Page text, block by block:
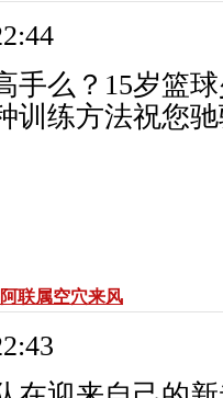
手么？15岁篮
训练方法祝您
联属空穴来风